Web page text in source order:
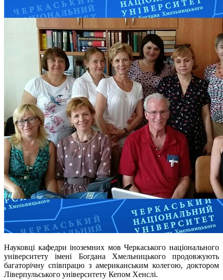
Науковці кафедри іноземних мов Черкаського національного
університету імені Богдана Хмельницького продовжують
багаторічну співпрацю з американським колегою, доктором
Ліверпульського університету Кепом Хенслі.